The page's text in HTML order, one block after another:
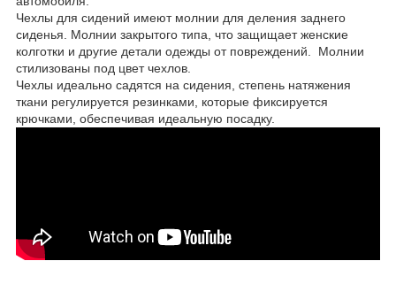
Чехлы для сидений имеют молнии для деления заднего
сиденья. Молнии закрытого типа, что защищает женские
колготки и другие детали одежды от повреждений. Молнии
стилизованы под цвет чехлов.
Чехлы идеально садятся на сидения, степень натяжения
ткани регулируется резинками, которые фиксируется
крючками, обеспечивая идеальную посадку.